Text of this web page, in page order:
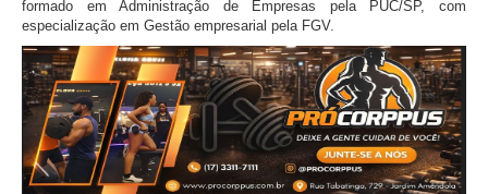
formado em Administração de Empresas pela PUC/SP, com
especialização em Gestão empresarial pela FGV.